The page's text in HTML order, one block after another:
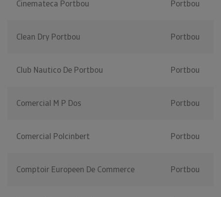
Cinemateca Portbou Portbou
Clean Dry Portbou Portbou
Club Nautico De Portbou Portbou
Comercial M P Dos Portbou
Comercial Polcinbert Portbou
Comptoir Europeen De Commerce Portbou